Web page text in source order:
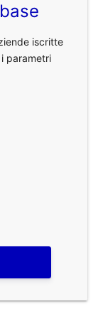
iscritte
parametri